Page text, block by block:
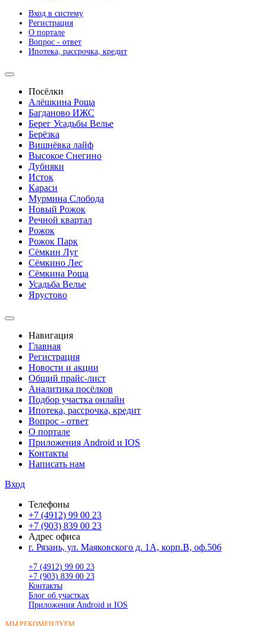
Вход в систему
Регистрация
О портале
Вопрос - ответ
Ипотека, рассрочка, кредит
Посёлки
Алёшкина Роща
Багданово ИЖС
Берег Усадьбы Велье
Берёзка
Вишнёвка лайф
Высокое Снегино
Дубняки
Исток
Караси
Мурмина Слобода
Новый Рожок
Речной квартал
Рожок
Рожок Парк
Сёмкин Луг
Сёмкино Лес
Сёмкина Роща
Усадьба Велье
Ярустово
Навигация
Главная
Регистрация
Новости и акции
Общий прайс-лист
Аналитика посёлков
Подбор участка онлайн
Ипотека, рассрочка, кредит
Вопрос - ответ
О портале
Приложения Android и IOS
Контакты
Написать нам
Вход
Телефоны
+7 (4912) 99 00 23
+7 (903) 839 00 23
Адрес офиса
г. Рязань, ул. Маяковского д. 1А, корп.В, оф.506
+7 (4912) 99 00 23
+7 (903) 839 00 23
Контакты
Блог об участках
Приложения Android и IOS
МЫ РЕКОМЕНДУЕМ